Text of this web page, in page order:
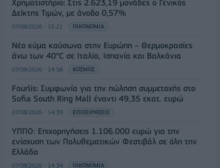
Χρηματιστήριο: Στις 2.623,19 μονάδες ο Γενικός
Δείκτης Τιμών, με άνοδο 0,57%
07/08/2026 - 15:21 ΟΙΚΟΝΟΜΙΑ
Νέο κύμα καύσωνα στην Ευρώπη – Θερμοκρασίες
άνω των 40°C σε Ιταλία, Ισπανία και Βαλκάνια
07/08/2026 - 14:58 ΚΟΣΜΟΣ
Fourlis: Συμφωνία για την πώληση συμμετοχής στο
Sofia South Ring Mall έναντι 49,35 εκατ. ευρώ
07/08/2026 - 14:39 ΕΠΙΧΕΙΡΗΣΕΙΣ
ΥΠΠΟ: Επιχορηγήσεις 1.106.000 ευρώ για την
ενίσχυση των Πολυθεματικών Φεστιβάλ σε όλη την
Ελλάδα
07/08/2026 - 14:34 ΟΙΚΟΝΟΜΙΑ